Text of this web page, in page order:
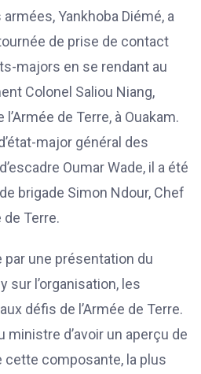
Yankhoba Diémé, a
de prise de contact
majors en se rendant au
Colonel Saliou Niang,
de Terre, à Ouakam.
major général des
Oumar Wade, il a été
brigade Simon Ndour, Chef
de Terre.
par une présentation du
sur l’organisation, les
défis de l’Armée de Terre.
ministre d’avoir un aperçu de
cette composante, la plus